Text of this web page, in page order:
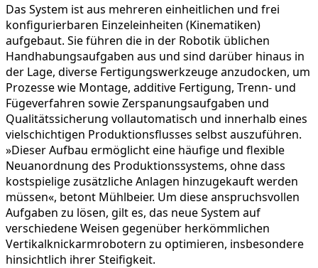
Das System ist aus mehreren einheitlichen und frei
konfigurierbaren Einzeleinheiten (Kinematiken)
aufgebaut. Sie führen die in der Robotik üblichen
Handhabungsaufgaben aus und sind darüber hinaus in
der Lage, diverse Fertigungswerkzeuge anzudocken, um
Prozesse wie Montage, additive Fertigung, Trenn- und
Fügeverfahren sowie Zerspanungsaufgaben und
Qualitätssicherung vollautomatisch und innerhalb eines
vielschichtigen Produktionsflusses selbst auszuführen.
»Dieser Aufbau ermöglicht eine häufige und flexible
Neuanordnung des Produktionssystems, ohne dass
kostspielige zusätzliche Anlagen hinzugekauft werden
müssen«, betont Mühlbeier. Um diese anspruchsvollen
Aufgaben zu lösen, gilt es, das neue System auf
verschiedene Weisen gegenüber herkömmlichen
Vertikalknickarmrobotern zu optimieren, insbesondere
hinsichtlich ihrer Steifigkeit.